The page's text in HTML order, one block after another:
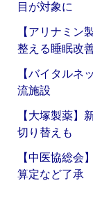
目が対象に
【アリナミン
整える睡眠改
【バイタルネ
流施設
【大塚製薬】
切り替えも
【中医協総会
算定など了承